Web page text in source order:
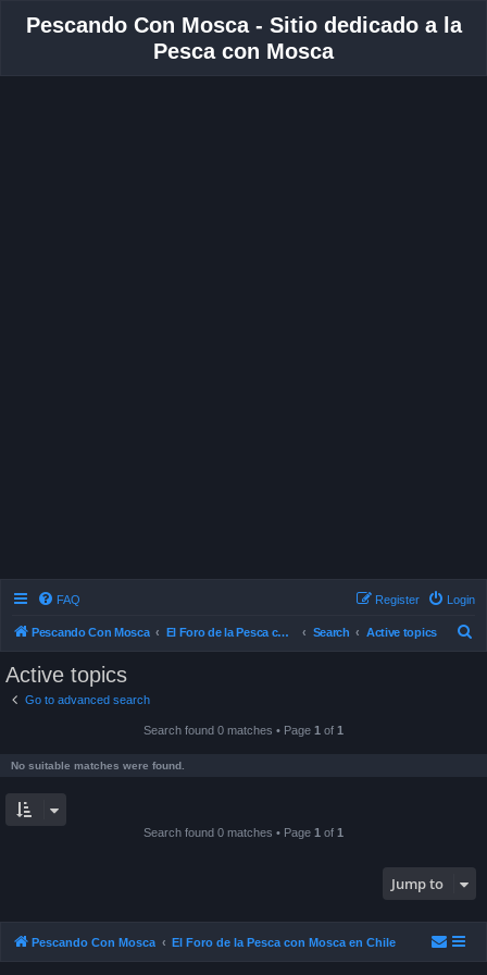
Pescando Con Mosca - Sitio dedicado a la
Pesca con Mosca
FAQ Login
Register
Pescando Con Mosca El Foro de la Pesca con Mosca en Chile Search Active topics
Active topics
Go to advanced search
Search found 0 matches • Page 1 of 1
No suitable matches were found.
Search found 0 matches • Page 1 of 1
Jump to
Pescando Con Mosca El Foro de la Pesca con Mosca en Chile